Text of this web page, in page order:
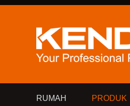
RUMAH PRODUK